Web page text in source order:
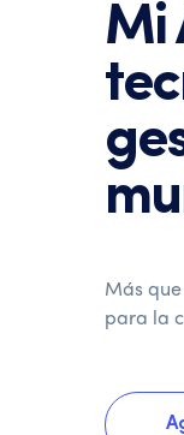
Mi
Más
para la